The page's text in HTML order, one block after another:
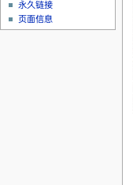
永久链接
页面信息